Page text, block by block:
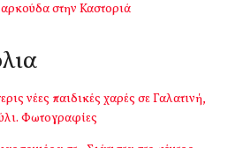
στην Καστοριά
νέες παιδικές χαρές σε Γαλατινή,
Φωτογραφίες